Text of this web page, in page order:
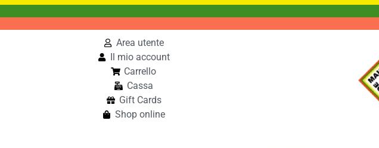
Area utente
Il mio account
Carrello
Cassa
Gift Cards
Shop online